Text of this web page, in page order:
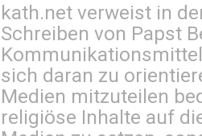
kath.net verweist in
Schreiben von Papst
sich daran zu
Medien mitzuteilen
religiöse Inhalte auf